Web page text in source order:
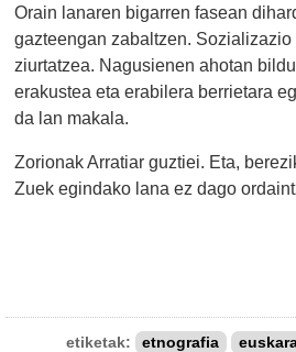
Orain lanaren bigarren fasean
gazteengan zabaltzen.
ziurtatzea. Nagusienen ahotan
erakustea eta erabilera berrietara
da lan makala.
Zorionak Arratiar guztiei. Eta,
Zuek egindako lana ez dago
etiketak: etnografia